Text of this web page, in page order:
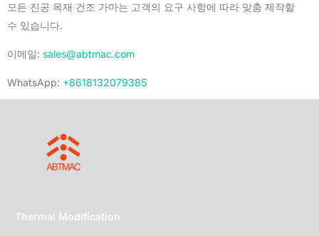
모든 진공 목재 건조 가마는 고객의 요구 사항에 따라 맞춤 제작할
수 있습니다.
이메일: sales@abtmac.com
WhatsApp: +8618132079385
Thermal Modification